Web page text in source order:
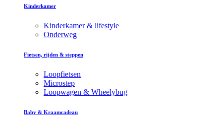
Kinderkamer
Kinderkamer & lifestyle
Onderweg
Fietsen, rijden & steppen
Loopfietsen
Microstep
Loopwagen & Wheelybug
Baby & Kraamcadeau